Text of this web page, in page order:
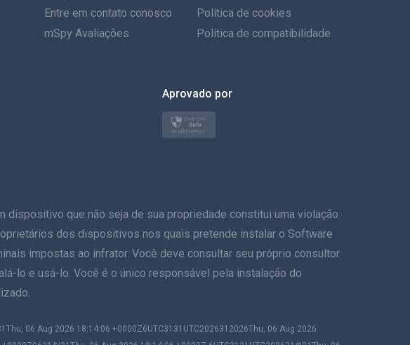
Italiano
Türkçe
Nórdico
Entre em contato conosco
mSpy Avaliações
Política de cookies
Política de compatibilidade
Aprovado por
dispositivo que não seja de sua propriedade constitui uma violação
dos dispositivos nos quais pretende instalar o Software
impostas ao infrator. Você deve consultar seu próprio consultor
lo e usá-lo. Você é o único responsável pela instalação do
06 Aug 2026 18:14:06 +0000Z6UTC3131UTC2026312026Thu, 06 Aug 2026